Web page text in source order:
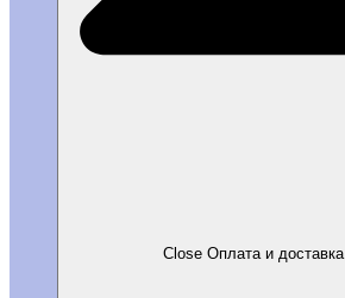
Close Оплата и доставка